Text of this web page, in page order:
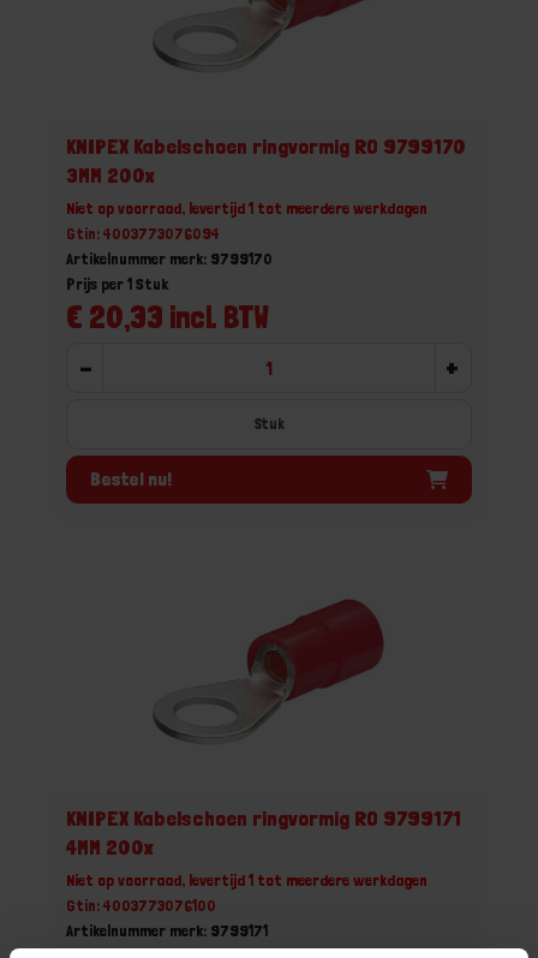
KNIPEX Kabelschoen ringvormig RO 9799170
3MM 200x
Niet op voorraad, levertijd 1 tot meerdere werkdagen
Gtin: 4003773076094
Artikelnummer merk: 9799170
€ 20,33 incl. BTW
Prijs per 1 Stuk
- +
Stuk
Bestel nu!
KNIPEX Kabelschoen ringvormig RO 9799171
4MM 200x
Niet op voorraad, levertijd 1 tot meerdere werkdagen
Gtin: 4003773076100
Artikelnummer merk: 9799171